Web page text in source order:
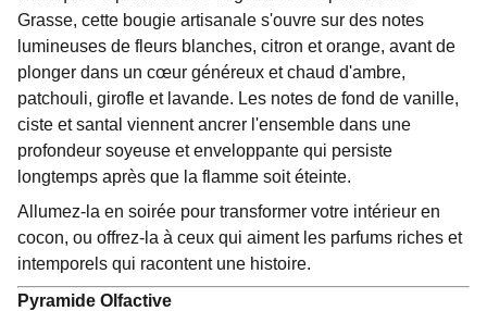
Grasse, cette bougie artisanale s'ouvre sur des notes
lumineuses de fleurs blanches, citron et orange, avant de
plonger dans un cœur généreux et chaud d'ambre,
patchouli, girofle et lavande. Les notes de fond de vanille,
ciste et santal viennent ancrer l'ensemble dans une
profondeur soyeuse et enveloppante qui persiste
longtemps après que la flamme soit éteinte.
Allumez-la en soirée pour transformer votre intérieur en
cocon, ou offrez-la à ceux qui aiment les parfums riches et
intemporels qui racontent une histoire.
Pyramide Olfactive